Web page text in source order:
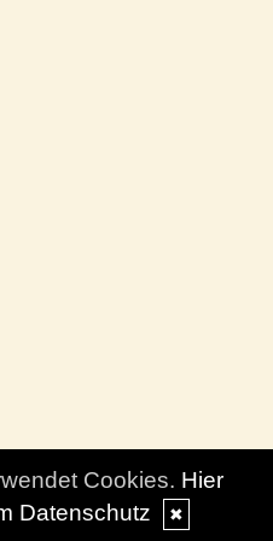
Cookies. Hier
Datenschutz
✖